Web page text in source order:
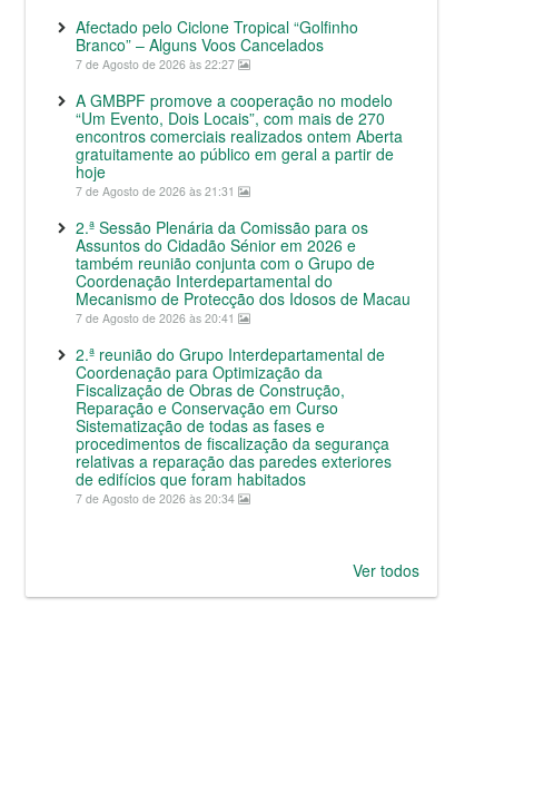
Afectado pelo Ciclone Tropical “Golfinho
Branco” – Alguns Voos Cancelados
7 de Agosto de 2026 às 22:27
A GMBPF promove a cooperação no modelo
“Um Evento, Dois Locais”, com mais de 270
encontros comerciais realizados ontem Aberta
gratuitamente ao público em geral a partir de
hoje
7 de Agosto de 2026 às 21:31
2.ª Sessão Plenária da Comissão para os
Assuntos do Cidadão Sénior em 2026 e
também reunião conjunta com o Grupo de
Coordenação Interdepartamental do
Mecanismo de Protecção dos Idosos de Macau
7 de Agosto de 2026 às 20:41
2.ª reunião do Grupo Interdepartamental de
Coordenação para Optimização da
Fiscalização de Obras de Construção,
Reparação e Conservação em Curso
Sistematização de todas as fases e
procedimentos de fiscalização da segurança
relativas a reparação das paredes exteriores
de edifícios que foram habitados
7 de Agosto de 2026 às 20:34
Ver todos